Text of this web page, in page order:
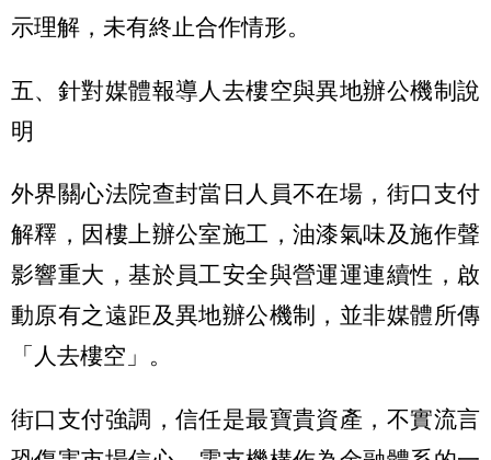
示理解，未有終止合作情形。
五、針對媒體報導人去樓空與異地辦公機制說
明
外界關心法院查封當日人員不在場，街口支付
解釋，因樓上辦公室施工，油漆氣味及施作聲
影響重大，基於員工安全與營運運連續性，啟
動原有之遠距及異地辦公機制，並非媒體所傳
「人去樓空」。
街口支付強調，信任是最寶貴資產，不實流言